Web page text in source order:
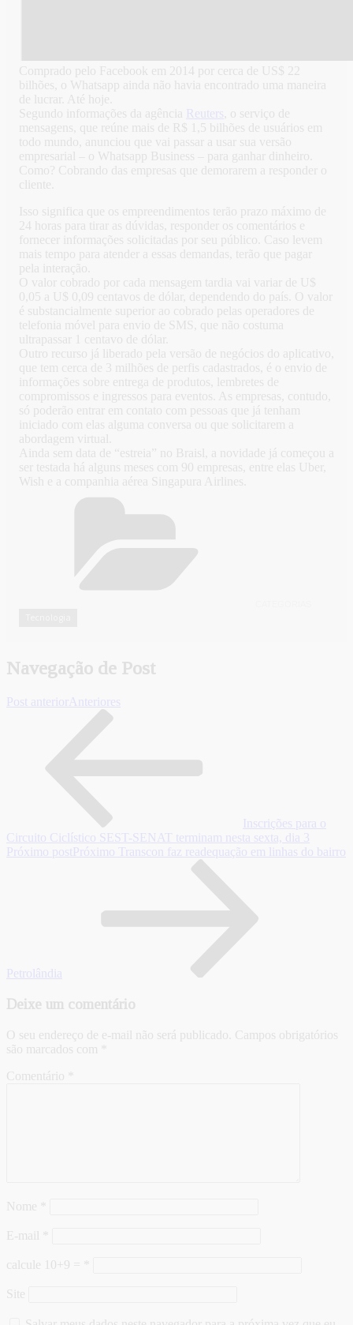
Comprado pelo Facebook em 2014 por cerca de US$ 22
bilhões, o Whatsapp ainda não havia encontrado uma maneira
de lucrar. Até hoje.
Segundo informações da agência
Reuters , o serviço de
mensagens, que reúne mais de R$ 1,5 bilhões de usuários em
todo mundo, anunciou que vai passar a usar sua versão
empresarial – o Whatsapp Business – para ganhar dinheiro.
Como? Cobrando das empresas que demorarem a responder o
cliente.
Isso significa que os empreendimentos terão prazo máximo de
24 horas para tirar as dúvidas, responder os comentários e
fornecer informações solicitadas por seu público. Caso levem
mais tempo para atender a essas demandas, terão que pagar
pela interação.
O valor cobrado por cada mensagem tardia vai variar de U$
0,05 a U$ 0,09 centavos de dólar, dependendo do país. O valor
é substancialmente superior ao cobrado pelas operadores de
telefonia móvel para envio de SMS, que não costuma
ultrapassar 1 centavo de dólar.
Outro recurso já liberado pela versão de negócios do aplicativo,
que tem cerca de 3 milhões de perfis cadastrados, é o envio de
informações sobre entrega de produtos, lembretes de
compromissos e ingressos para eventos. As empresas, contudo,
só poderão entrar em contato com pessoas que já tenham
iniciado com elas alguma conversa ou que solicitarem a
abordagem virtual.
Ainda sem data de “estreia” no Braisl, a novidade já começou a
ser testada há alguns meses com 90 empresas, entre elas Uber,
Wish e a companhia aérea Singapura Airlines.
Navegação de Post
Post anterior Anteriores
Inscrições para o
Circuito Ciclístico SEST-SENAT terminam nesta sexta, dia 3
Próximo post Próximo Transcon faz readequação em linhas do bairro
Petrolândia
Deixe um comentário
O seu endereço de e-mail não será publicado. Campos obrigatórios
são marcados com
Comentário
Nome
E-mail
calcule 10+9 =
Site